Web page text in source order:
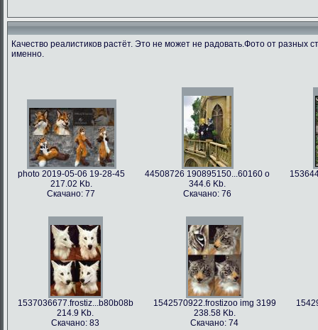
Качество реалистиков растёт. Это не может не радовать.Фото от разных
именно.
photo 2019-05-06 19-28-45
217.02 Kb.
Скачано: 77
44508726 190895150...60160 o
344.6 Kb.
Скачано: 76
1537036677.frostiz...b80b08b
214.9 Kb.
Скачано: 83
1542570922.frostizoo img 3199
238.58 Kb.
Скачано: 74